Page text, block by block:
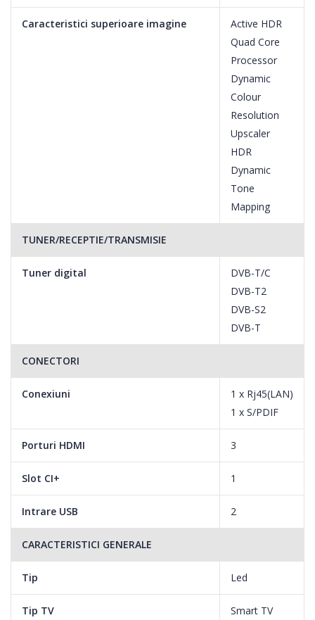
Imagini pline de viata
Procesorul rapid si precis elimina zgomotul si creeaza culori si
contrast mai dinamice. Imaginile la rezolutie mica sunt
reproduse sub forma unor imagini mai clare si mai vii.
Caracteristici superioare imagine
Active HDR
Quad Core
Processor
Dynamic
Colour
Resolution
Upscaler
HDR
Dynamic
Tone
Mapping
TUNER/RECEPTIE/TRANSMISIE
Tuner digital
DVB-T/C
DVB-T2
DVB-S2
DVB-T
CONECTORI
Conexiuni
1 x Rj45(LAN)
1 x S/PDIF
Porturi HDMI 3
Slot CI+ 1
Intrare USB 2
CARACTERISTICI GENERALE
Tip Led
Tip TV Smart TV